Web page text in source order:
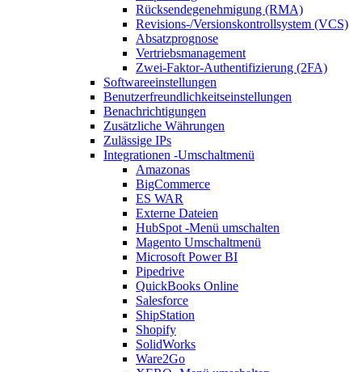
Rücksendegenehmigung (RMA)
Revisions-/Versionskontrollsystem (VCS)
Absatzprognose
Vertriebsmanagement
Zwei-Faktor-Authentifizierung (2FA)
Softwareeinstellungen
Benutzerfreundlichkeitseinstellungen
Benachrichtigungen
Zusätzliche Währungen
Zulässige IPs
Integrationen -Umschaltmenü
Amazonas
BigCommerce
ES WAR
Externe Dateien
HubSpot -Menü umschalten
Magento Umschaltmenü
Microsoft Power BI
Pipedrive
QuickBooks Online
Salesforce
ShipStation
Shopify
SolidWorks
Ware2Go